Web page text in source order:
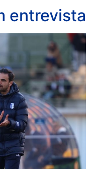
entrevista